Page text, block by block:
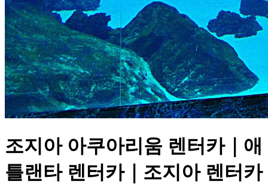
조지아 아쿠아리움 렌터카｜애
틀랜타 렌터카｜조지아 렌터카